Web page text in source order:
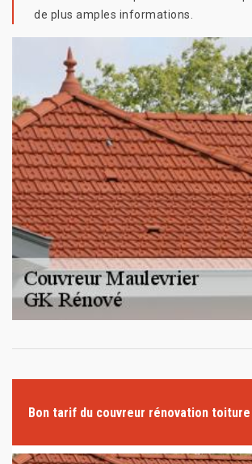
de plus amples informations.
Bon tarif du couvreur rénovation toiture